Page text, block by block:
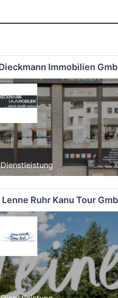
Dienstleistung
Lenne Ruhr Kanu Tour